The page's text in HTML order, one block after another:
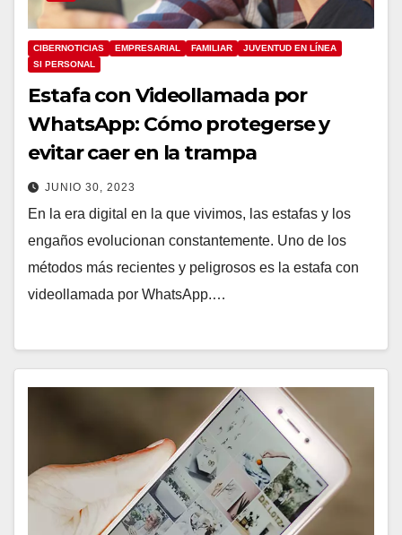
CIBERNOTICIAS EMPRESARIAL FAMILIAR
JUVENTUD EN LÍNEA
SI PERSONAL
Estafa con Videollamada por
WhatsApp: Cómo protegerse y
evitar caer en la trampa
JUNIO 30, 2023
En la era digital en la que vivimos, las estafas y los
engaños evolucionan constantemente. Uno de los
métodos más recientes y peligrosos es la estafa con
videollamada por WhatsApp.…